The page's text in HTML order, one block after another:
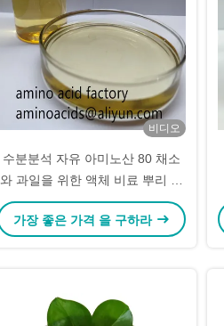
비디오
수분분석 자유 아미노산 80 채소
와 과일을 위한 액체 비료 뿌리 성
장과 발달을 촉진하기 위해
가장 좋은 가격 을 구하라